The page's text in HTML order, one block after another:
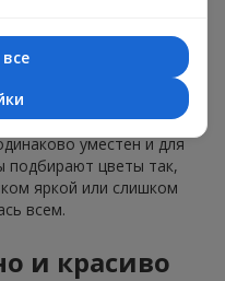
поздравление коллеге,
уместен и для
подбирают цветы так,
яркой или слишком
всем.
и красиво